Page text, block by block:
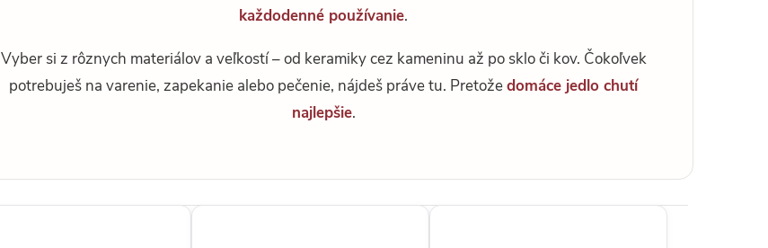
každodenné používanie.
Vyber si z rôznych materiálov a veľkostí – od keramiky cez kameninu až po sklo či kov. Čokoľvek
potrebuješ na varenie, zapekanie alebo pečenie, nájdeš práve tu. Pretožedomáce jedlo chutí
najlepšie.